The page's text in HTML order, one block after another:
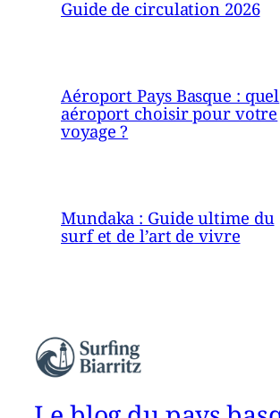
Guide de circulation 2026
Aéroport Pays Basque : quel
aéroport choisir pour votre
voyage ?
Mundaka : Guide ultime du
surf et de l’art de vivre